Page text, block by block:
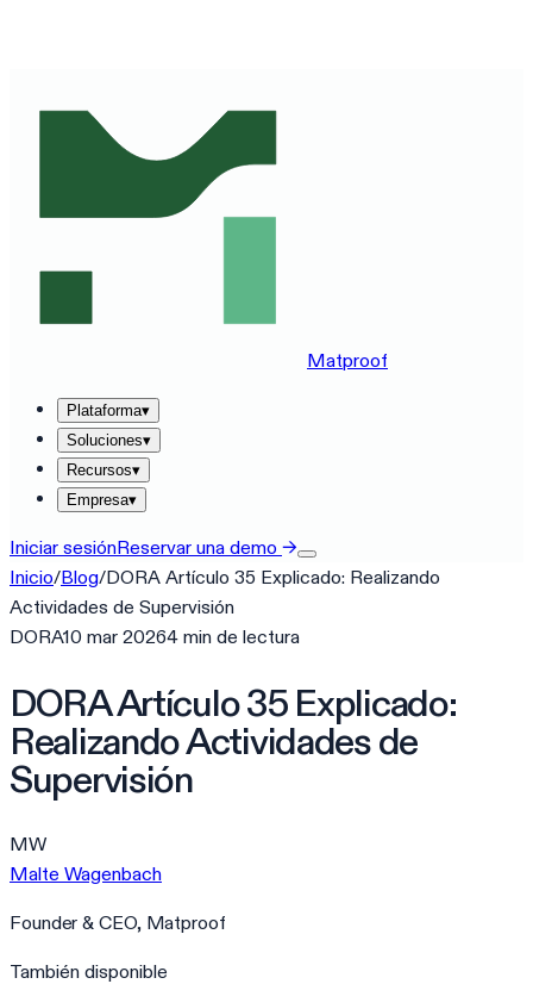
Matproof
Plataforma▾
Soluciones▾
Recursos▾
Empresa▾
Iniciar sesiónReservar una demo →
Inicio/Blog/DORA Artículo 35 Explicado: Realizando
Actividades de Supervisión
DORA10 mar 20264 min de lectura
DORA Artículo 35 Explicado:
Realizando Actividades de
Supervisión
MW
Malte Wagenbach
Founder & CEO, Matproof
También disponible